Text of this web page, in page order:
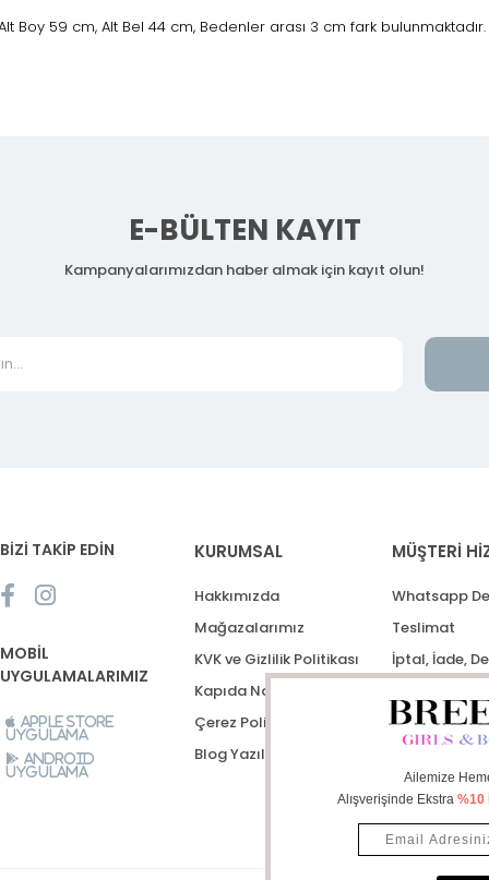
Boy 59 cm, Alt Bel 44 cm, Bedenler arası 3 cm fark bulunmaktadır.
E-BÜLTEN KAYIT
Kampanyalarımızdan haber almak için kayıt olun!
BİZİ TAKİP EDİN
MOBİL
UYGULAMALARIMIZ
Apple Store
Uygulama
Android
Uygulama
KURUMSAL
Hakkımızda
Mağazalarımız
KVK ve Gizlilik Politikası
Kapıda Nakit Ödeme
Çerez Politikası
Blog Yazıları
MÜŞTERİ
Whatsapp
Teslimat
İptal, İade,